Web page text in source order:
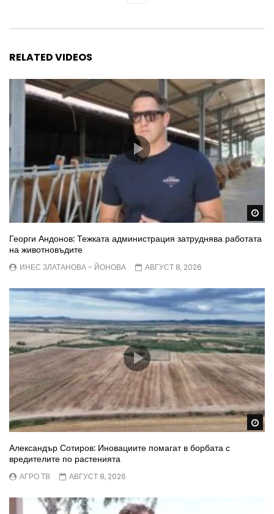
RELATED VIDEOS
Георги Андонов: Тежката администрация затруднява работата
на животновъдите
ИНЕС ЗЛАТАНОВА - ЙОНОВА АВГУСТ 8, 2026
Александър Сотиров: Иновациите помагат в борбата с
вредителите по растенията
АГРО ТВ АВГУСТ 8, 2026